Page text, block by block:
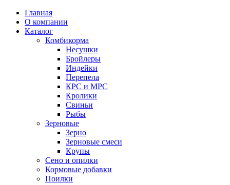
Главная
О компании
Каталог
Комбикорма
Несушки
Бройлеры
Индейки
Перепела
КРС и МРС
Кролики
Свиньи
Рыбы
Зерновые
Зерно
Зерновые смеси
Крупы
Сено и опилки
Кормовые добавки
Поилки